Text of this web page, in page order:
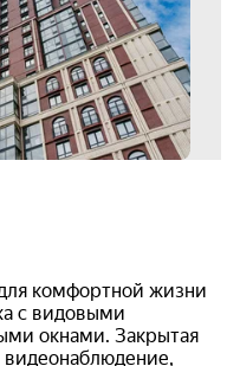
комфортной жизни
с видовыми
окнами. Закрытая